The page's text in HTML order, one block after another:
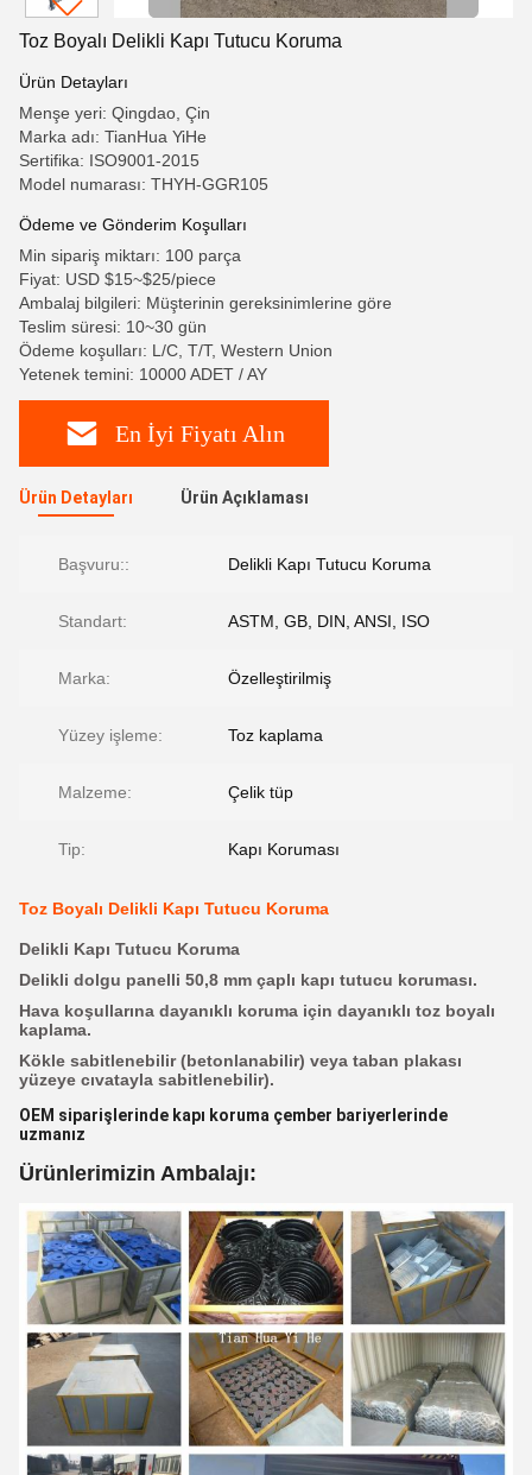
Toz Boyalı Delikli Kapı Tutucu Koruma
Ürün Detayları
Menşe yeri: Qingdao, Çin
Marka adı: TianHua YiHe
Sertifika: ISO9001-2015
Model numarası: THYH-GGR105
Ödeme ve Gönderim Koşulları
Min sipariş miktarı: 100 parça
Fiyat: USD $15~$25/piece
Ambalaj bilgileri: Müşterinin gereksinimlerine göre
Teslim süresi: 10~30 gün
Ödeme koşulları: L/C, T/T, Western Union
Yetenek temini: 10000 ADET / AY
En İyi Fiyatı Alın
Ürün Detayları Ürün Açıklaması
Başvuru:: Delikli Kapı Tutucu Koruma
Standart: ASTM, GB, DIN, ANSI, ISO
Marka: Özelleştirilmiş
Yüzey işleme: Toz kaplama
Malzeme: Çelik tüp
Tip: Kapı Koruması
Toz Boyalı Delikli Kapı Tutucu Koruma
Delikli Kapı Tutucu Koruma
Delikli dolgu panelli 50,8 mm çaplı kapı tutucu koruması.
Hava koşullarına dayanıklı koruma için dayanıklı toz boyalı
kaplama.
Kökle sabitlenebilir (betonlanabilir) veya taban plakası
yüzeye cıvatayla sabitlenebilir).
OEM siparişlerinde kapı koruma çember bariyerlerinde
uzmanız
Ürünlerimizin Ambalajı: